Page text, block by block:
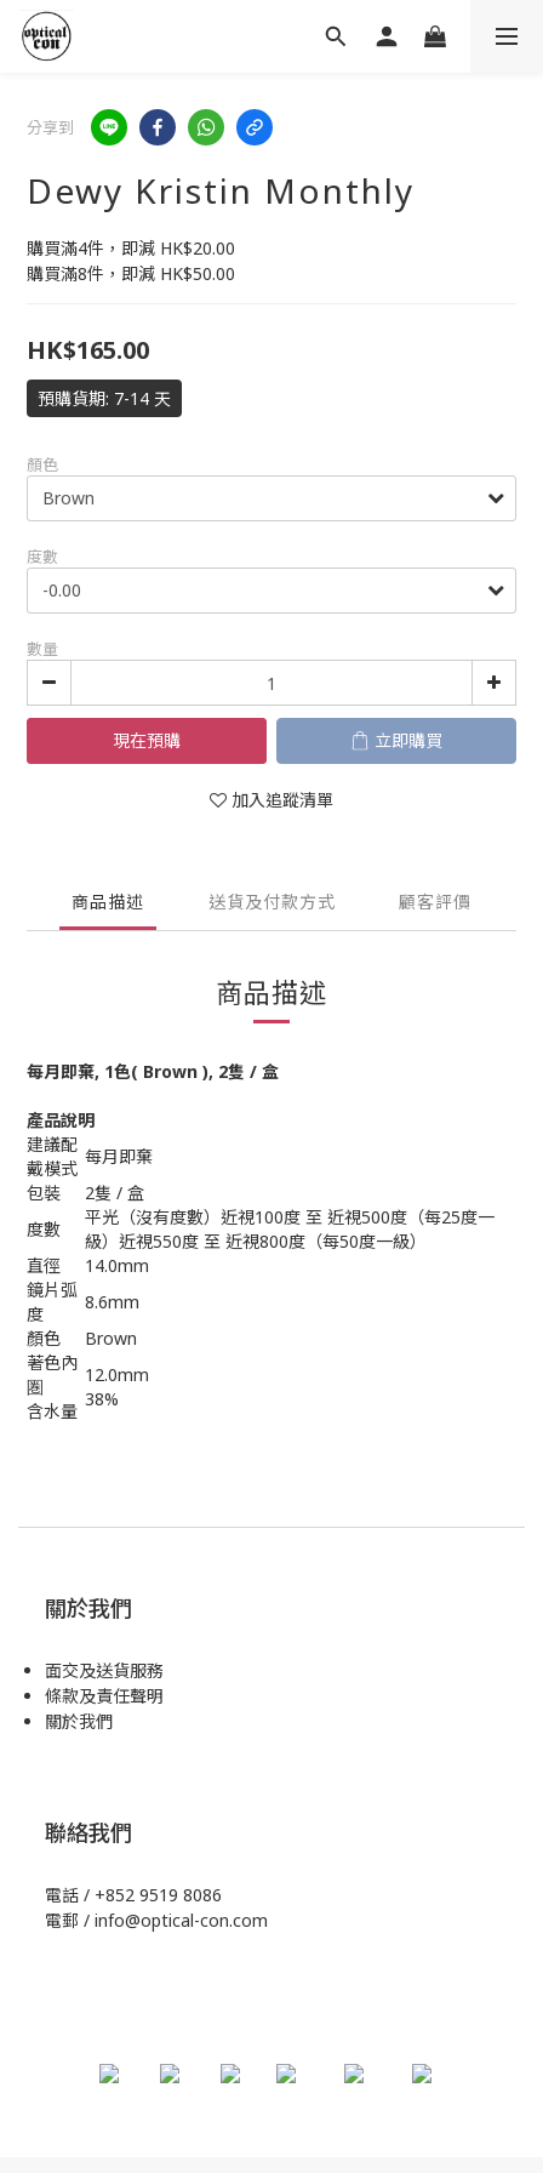
分享到
Dewy Kristin Monthly
購買滿4件，即減 HK$20.00
購買滿8件，即減 HK$50.00
HK$165.00
預購貨期: 7-14 天
顏色
度數
數量
現在預購 立即購買
加入追蹤清單
商品描述 送貨及付款方式 顧客評價
商品描述
每月即棄, 1色( Brown ), 2隻 / 盒
產品說明
建議配
戴模式
每月即棄
包裝
2隻 / 盒
度數
平光（沒有度數）近視100度 至 近視500度（每25度一
級）近視550度 至 近視800度（每50度一級）
直徑
14.0mm
鏡片弧
度
8.6mm
顏色
Brown
著色內
圏
含水量
12.0mm
38%
關於我們
面交及送貨服務
條款及責任聲明
關於我們
聯絡我們
電話 / +852 9519 8086
電郵 / info@optical-con.com